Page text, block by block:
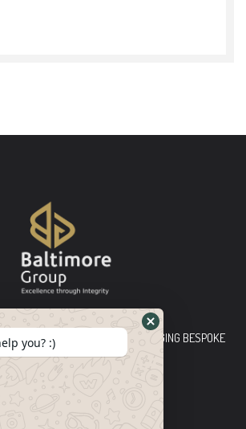
TIER CONSULTING FIRM PLEDGING BESPOKE
INNOVATIVE SOLUTIONS
you? :)